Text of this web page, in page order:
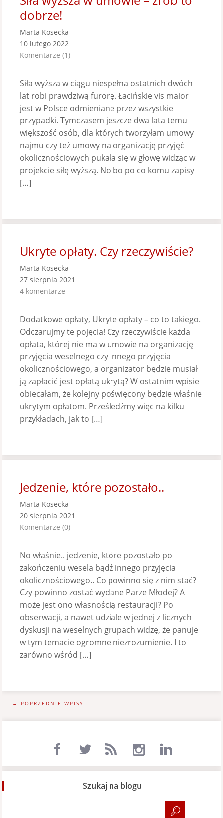
dobrze!
Marta Kosecka
10 lutego 2022
Komentarze (1)
Siła wyższa w ciągu niespełna ostatnich dwóch
lat robi prawdziwą furorę. Łacińskie vis maior
jest w Polsce odmieniane przez wszystkie
przypadki. Tymczasem jeszcze dwa lata temu
większość osób, dla których tworzyłam umowy
najmu czy też umowy na organizację przyjęć
okolicznościowych pukała się w głowę widząc w
projekcie siłę wyższą. No bo po co komu zapisy
[…]
Ukryte opłaty. Czy rzeczywiście?
Marta Kosecka
27 sierpnia 2021
4 komentarze
Dodatkowe opłaty, Ukryte opłaty – co to takiego.
Odczarujmy te pojęcia! Czy rzeczywiście każda
opłata, której nie ma w umowie na organizację
przyjęcia weselnego czy innego przyjęcia
okolicznościowego, a organizator będzie musiał
ją zapłacić jest opłatą ukrytą? W ostatnim wpisie
obiecałam, że kolejny poświęcony będzie właśnie
ukrytym opłatom. Prześledźmy więc na kilku
przykładach, jak to […]
Jedzenie, które pozostało..
Marta Kosecka
20 sierpnia 2021
Komentarze (0)
No właśnie.. jedzenie, które pozostało po
zakończeniu wesela bądź innego przyjęcia
okolicznościowego.. Co powinno się z nim stać?
Czy powinno zostać wydane Parze Młodej? A
może jest ono własnością restauracji? Po
obserwacji, a nawet udziale w jednej z licznych
dyskusji na weselnych grupach widzę, że panuje
w tym temacie ogromne niezrozumienie. I to
zarówno wśród […]
← POPRZEDNIE WPISY
Szukaj na blogu